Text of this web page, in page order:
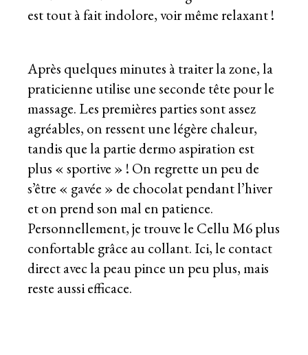
est tout à fait indolore, voir même relaxant !
Après quelques minutes à traiter la zone, la
praticienne utilise une seconde tête pour le
massage. Les premières parties sont assez
agréables, on ressent une légère chaleur,
tandis que la partie dermo aspiration est
plus « sportive » ! On regrette un peu de
s’être « gavée » de chocolat pendant l’hiver
et on prend son mal en patience.
Personnellement, je trouve le Cellu M6 plus
confortable grâce au collant. Ici, le contact
direct avec la peau pince un peu plus, mais
reste aussi efficace.